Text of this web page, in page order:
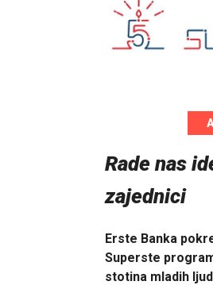
Rade nas
zajednici
Erste Banka
Superste
stotina mladih